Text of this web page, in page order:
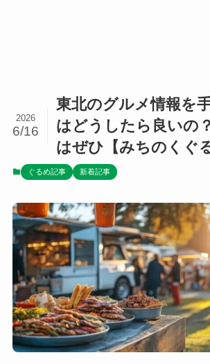
東北のグルメ情報を
はどうしたら良いの
はぜひ【みちのくぐ
2026
6/16
ぐるめ記事 新着記事